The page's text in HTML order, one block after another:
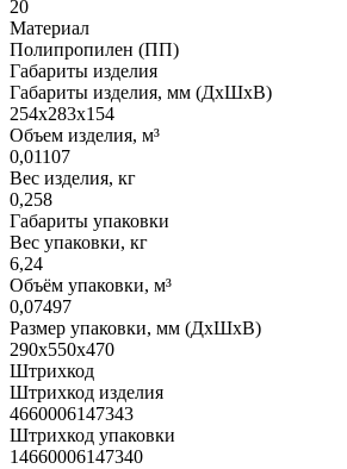
20
Материал
Полипропилен (ПП)
Габариты изделия
Габариты изделия, мм (ДхШхВ)
254х283х154
Объем изделия, м³
0,01107
Вес изделия, кг
0,258
Габариты упаковки
Вес упаковки, кг
6,24
Объём упаковки, м³
0,07497
Размер упаковки, мм (ДхШхВ)
290х550х470
Штрихкод
Штрихкод изделия
4660006147343
Штрихкод упаковки
14660006147340